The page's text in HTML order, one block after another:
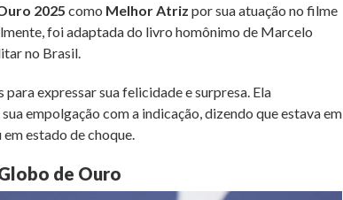
2025 como Melhor Atriz por sua atuação no filme
foi adaptada do livro homônimo de Marcelo
no Brasil.
expressar sua felicidade e surpresa. Ela
empolgação com a indicação, dizendo que estava em
estado de choque.
de Ouro